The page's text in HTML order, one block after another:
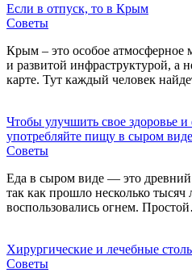
Если в отпуск, то в Крым
Советы
Крым – это особое атмосферное
и развитой инфраструктурой, а
карте. Тут каждый человек
Чтобы улучшить свое здоровье
употребляйте пищу в сыром виде
Советы
Еда в сыром виде — это
так как прошло несколько
воспользовались огнем.
Хирургические и лечебные
Советы